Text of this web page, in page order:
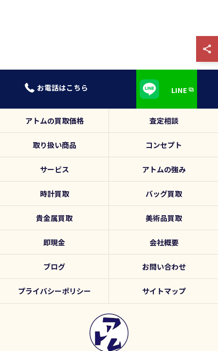
0120-839-731 LINE
アトムの買取価格 査定相談
取り扱い商品 コンセプト
サービス アトムの強み
時計買取 バッグ買取
貴金属買取 美術品買取
即現金 会社概要
ブログ お問い合わせ
プライバシーポリシー サイトマップ